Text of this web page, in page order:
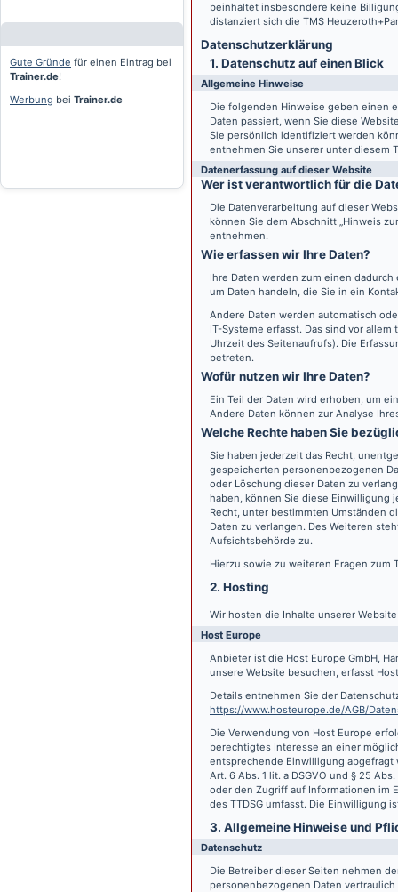
Gute Gründe für einen Eintrag bei
Trainer.de!
Werbung bei Trainer.de
beinhaltet insbesondere keine
distanziert sich die TMS
Datenschutz­erklärung
1. Datenschutz auf einen Blick
Allgemeine Hinweise
Die folgenden Hinweise geben einen
Daten passiert, wenn Sie diese
Sie persönlich identifiziert werden
entnehmen Sie unserer unter diesem
Datenerfassung auf dieser Website
Wer ist verantwortlich für die
Die Datenverarbeitung auf dieser
können Sie dem Abschnitt „Hinweis
entnehmen.
Wie erfassen wir Ihre Daten?
Ihre Daten werden zum einen
um Daten handeln, die Sie in ein
Andere Daten werden automatisch
IT-Systeme erfasst. Das sind vor
Uhrzeit des Seitenaufrufs). Die
betreten.
Wofür nutzen wir Ihre Daten?
Ein Teil der Daten wird erhoben, um
Andere Daten können zur Analyse
Welche Rechte haben Sie
Sie haben jederzeit das Recht,
gespeicherten personenbezogenen
oder Löschung dieser Daten zu
haben, können Sie diese Einwilligung
Recht, unter bestimmten Umständen
Daten zu verlangen. Des Weiteren
Aufsichtsbehörde zu.
Hierzu sowie zu weiteren Fragen zum
2. Hosting
Wir hosten die Inhalte unserer
Host Europe
Anbieter ist die Host Europe GmbH,
unsere Website besuchen, erfasst
Details entnehmen Sie der
https://www.hosteurope.de/AGB/
Die Verwendung von Host Europe
berechtigtes Interesse an einer
entsprechende Einwilligung abgefragt
Art. 6 Abs. 1 lit. a DSGVO und § 25
oder den Zugriff auf Informationen im
des TTDSG umfasst. Die Einwilligung
3. Allgemeine Hinweise und
Datenschutz
Die Betreiber dieser Seiten nehmen
personenbezogenen Daten